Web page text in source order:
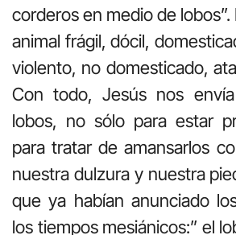
corderos en medio de lobos”.
animal frágil, dócil,
violento, no domesticado,
Con todo, Jesús nos
lobos, no sólo para estar
para tratar de amansarlos
nuestra dulzura y nuestra
que ya habían anunciado
los tiempos mesiánicos:” el